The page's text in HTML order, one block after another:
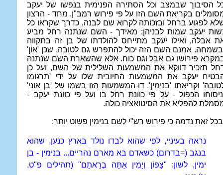
הסיבוך שבמצב וכל הסתירה הפנימית בנפשו של יעקב
בקריאת השם הזו על פי פירוש רמב"ן. מחד - הרצון
לפגוע ברחל ובזכותה לקרוא שם לבנה, כדרך שקראו כל
יעקב שמות לבניהן; מאידך - השם שנתנה רחל מביע
אבלה, ואילו יעקב מתייחס להולדתו של בן זה בתקווה
אמנם השם הזה יכול להתפרש גם לטובה, שכן 'אוֹן'
פירושו גם אבל וגם כוח. אלא שהשארת השם שנתנה
תזכיר דווקא את המשמעות השלילית של השם, ועל כן
יעקב את המשמעות החיובית שלו על ידי 'תרגומו
וקריאתו 'בנימין'. דו-המשמעות הזו בשמו של 'בן אוני'
הכפול - על פי כוונת רחל בו ועל פי כוונת יעקב -
להפליא את הסיטואציה כולה.
זאת נדמה כי פירוש רש"י לַשם בנימין פשוט יותר:
נראה בעיניי, לפי שהוא לבדו נולד בארץ כנען, שהוא
בנגב (=בדרום) כשאדם בא מארם נהריים... בנימין - בן
ימין, לשון: "צָפוֹן וְיָמִין אַתָּה בְרָאתָם" (תהילים פ"ט,